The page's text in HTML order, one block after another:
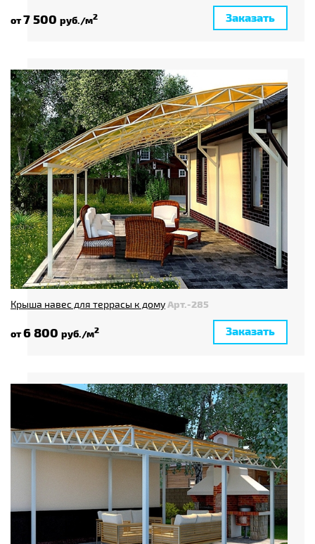
от7 500 руб./м2 Заказать
Крыша навес для террасы к домуАрт.-285
от6 800 руб./м2 Заказать